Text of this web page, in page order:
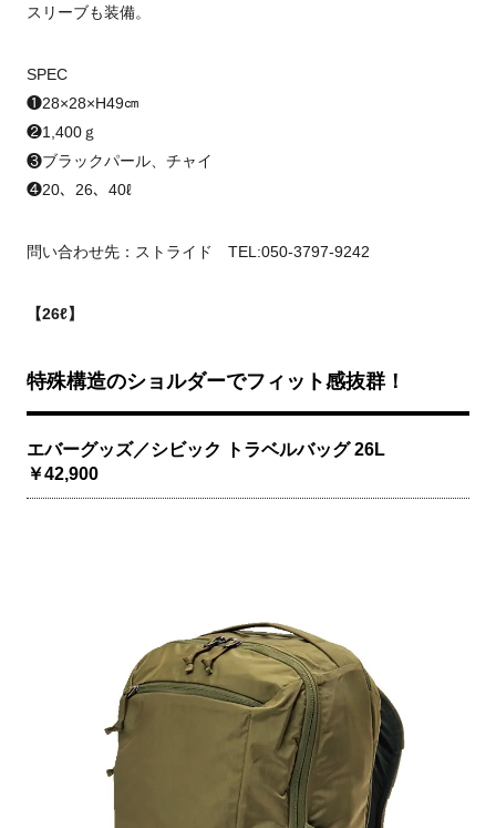
スリーブも装備。
SPEC
❶28×28×H49㎝
❷1,400ｇ
❸ブラックパール、チャイ
❹20、26、40ℓ
問い合わせ先：ストライド TEL:050-3797-9242
【26ℓ】
特殊構造のショルダーでフィット感抜群！
エバーグッズ／シビック トラベルバッグ 26L
￥42,900